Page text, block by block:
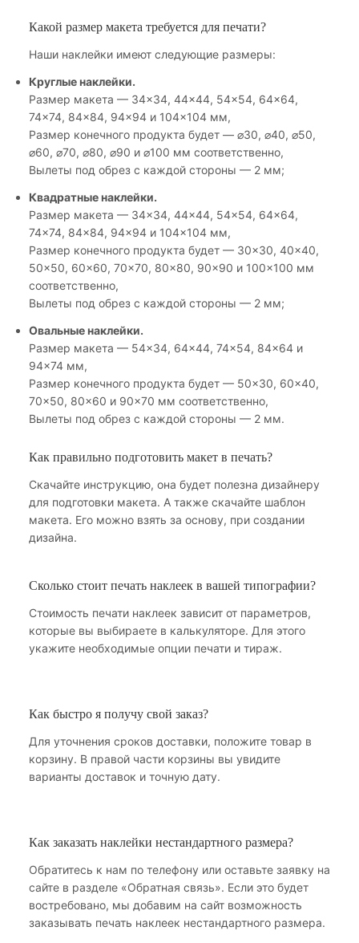
Какой размер макета требуется для печати?
Наши наклейки имеют следующие размеры:
Круглые наклейки.
Размер макета — 34×34, 44×44, 54×54, 64×64,
74×74, 84×84, 94×94 и 104×104 мм,
Размер конечного продукта будет — ⌀30, ⌀40, ⌀50,
⌀60, ⌀70, ⌀80, ⌀90 и ⌀100 мм соответственно,
Вылеты под обрез с каждой стороны — 2 мм;
Квадратные наклейки.
Размер макета — 34×34, 44×44, 54×54, 64×64,
74×74, 84×84, 94×94 и 104×104 мм,
Размер конечного продукта будет — 30×30, 40×40,
50×50, 60×60, 70×70, 80×80, 90×90 и 100×100 мм
соответственно,
Вылеты под обрез с каждой стороны — 2 мм;
Овальные наклейки.
Размер макета — 54×34, 64×44, 74×54, 84×64 и
94×74 мм,
Размер конечного продукта будет — 50×30, 60×40,
70×50, 80×60 и 90×70 мм соответственно,
Вылеты под обрез с каждой стороны — 2 мм.
Как правильно подготовить макет в печать?
Скачайте инструкцию, она будет полезна дизайнеру
для подготовки макета. А также скачайте шаблон
макета. Его можно взять за основу, при создании
дизайна.
Сколько стоит печать наклеек в вашей типографии?
Стоимость печати наклеек зависит от параметров,
которые вы выбираете в калькуляторе. Для этого
укажите необходимые опции печати и тираж.
Как быстро я получу свой заказ?
Для уточнения сроков доставки, положите товар в
корзину. В правой части корзины вы увидите
варианты доставок и точную дату.
Как заказать наклейки нестандартного размера?
Обратитесь к нам по телефону или оставьте заявку на
сайте в разделе «Обратная связь». Если это будет
востребовано, мы добавим на сайт возможность
заказывать печать наклеек нестандартного размера.